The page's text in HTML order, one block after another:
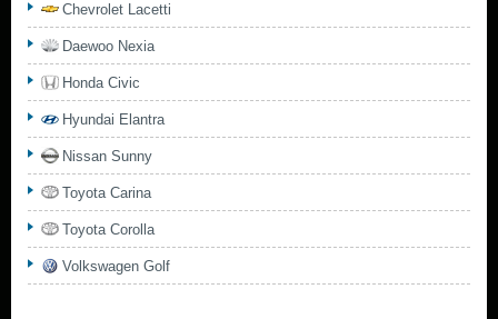
Chevrolet Lacetti
Daewoo Nexia
Honda Civic
Hyundai Elantra
Nissan Sunny
Toyota Carina
Toyota Corolla
Volkswagen Golf